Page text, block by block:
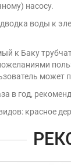
насосу.
воды к
к Баку
в год,
красное